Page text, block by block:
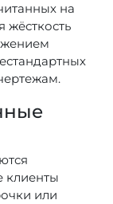
на
жёсткость
клиенты
или